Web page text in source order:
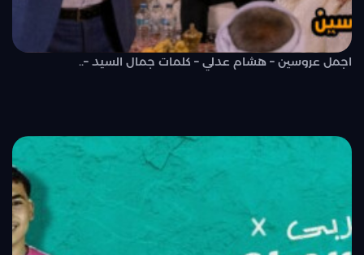
اجمل عروسين – هشام عدلي – كلمات جمال السيد –..